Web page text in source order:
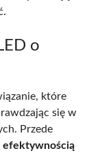
o
które
się w
Przede
efektywnością